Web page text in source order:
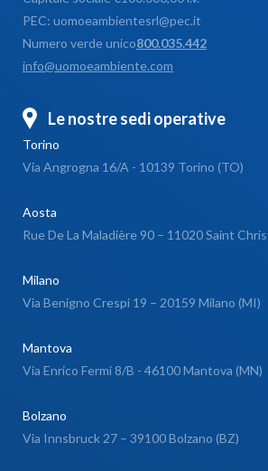
PEC: uomoeambientesrl@pec.it
Numero verde unico800.035.442
info@uomoeambiente.com
Le nostre sedi operative
Torino
Via Angrogna 16/A - 10139 Torino (TO)
Aosta
Rue De La Maladière 90 – 11020 Saint
Milano
Via Benigno Crespi 19 – 20159 Milano (MI)
Mantova
Via Enrico Fermi 8/B - 46100 Mantova (MN)
Bolzano
Via Innsbruck 27 – 39100 Bolzano (BZ)